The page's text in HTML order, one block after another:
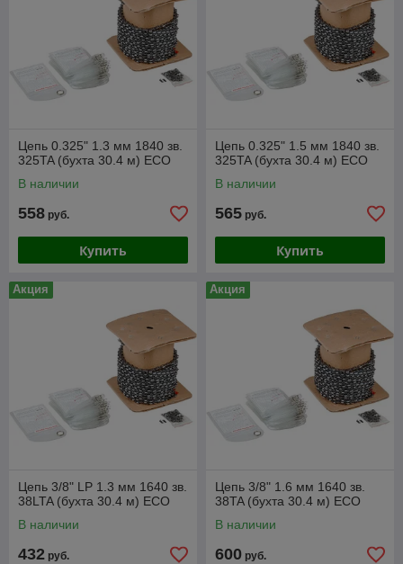
Цепь 0.325" 1.3 мм 1840 зв.
325TA (бухта 30.4 м) ECO
В наличии
558 руб.
Купить
Цепь 0.325" 1.5 мм 1840 зв.
325TA (бухта 30.4 м) ECO
В наличии
565 руб.
Купить
Акция
Цепь 3/8" LP 1.3 мм 1640 зв.
38LTA (бухта 30.4 м) ECO
В наличии
432 руб.
Акция
Цепь 3/8" 1.6 мм 1640 зв.
38TA (бухта 30.4 м) ECO
В наличии
600 руб.